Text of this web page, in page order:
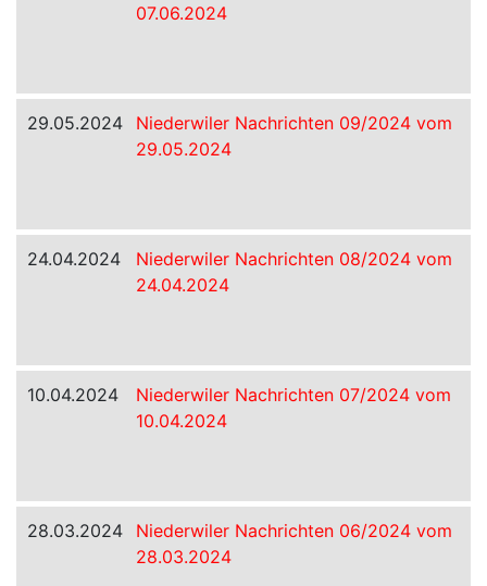
07.06.2024
29.05.2024
Niederwiler Nachrichten 09/2024 vom
29.05.2024
24.04.2024
Niederwiler Nachrichten 08/2024 vom
24.04.2024
10.04.2024
Niederwiler Nachrichten 07/2024 vom
10.04.2024
28.03.2024
Niederwiler Nachrichten 06/2024 vom
28.03.2024